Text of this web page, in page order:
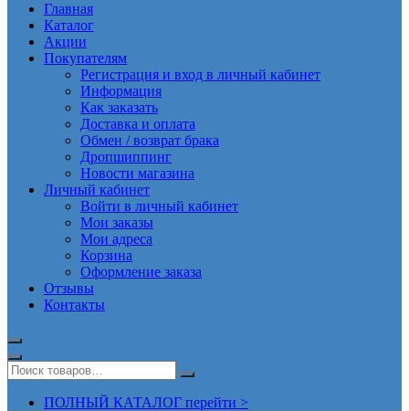
Главная
Каталог
Акции
Покупателям
Регистрация и вход в личный кабинет
Информация
Как заказать
Доставка и оплата
Обмен / возврат брака
Дропшиппинг
Новости магазина
Личный кабинет
Войти в личный кабинет
Мои заказы
Мои адреса
Корзина
Оформление заказа
Отзывы
Контакты
ПОЛНЫЙ КАТАЛОГ перейти >